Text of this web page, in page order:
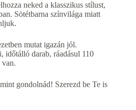
neked a klasszikus stílust,
Sötétbarna színvilága miatt
mutat igazán jól.
időtálló darab, ráadásul 110
van.
gondolnád! Szerezd be Te is